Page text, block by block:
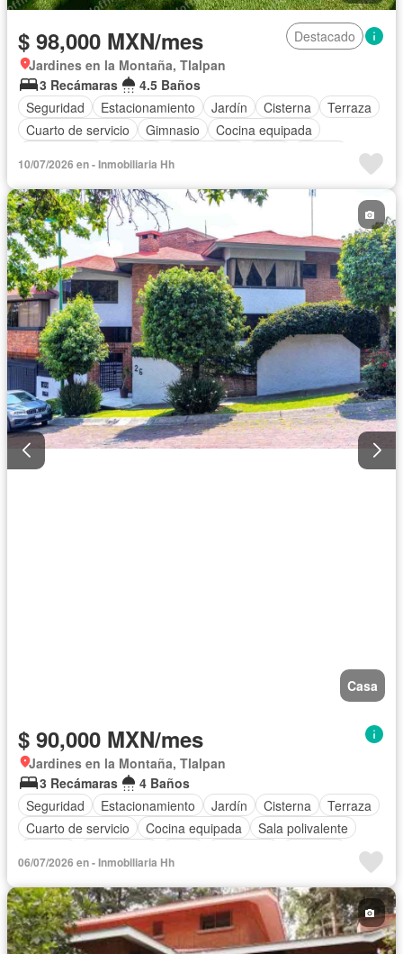
$ 98,000 MXN/mes
Destacado
Jardines en la Montaña, Tlalpan
3 Recámaras
4.5 Baños
Seguridad
Estacionamiento Jardín Cisterna
Terraza
Cuarto de servicio
Gimnasio
Cocina equipada
Zonas verdes
Conserje
Sin amueblar
10/07/2026 en - Inmobiliaria Hh
Casa
$ 90,000 MXN/mes
Jardines en la Montaña, Tlalpan
3 Recámaras
4 Baños
Seguridad
Estacionamiento Jardín Cisterna
Terraza
Cuarto de servicio
Cocina equipada
Sala polivalente
Permite mascotas
Sin amueblar
06/07/2026 en - Inmobiliaria Hh